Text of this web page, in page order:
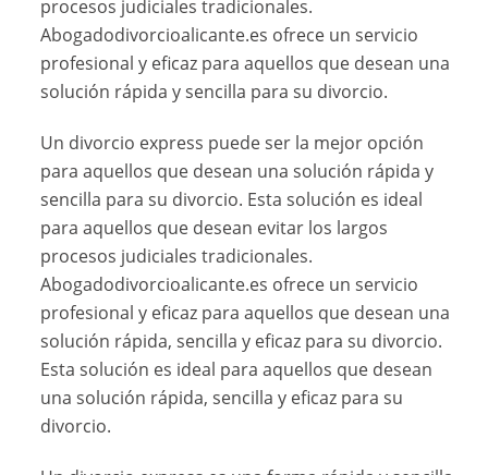
procesos judiciales tradicionales.
Abogadodivorcioalicante.es ofrece un servicio
profesional y eficaz para aquellos que desean una
solución rápida y sencilla para su divorcio.
Un divorcio express puede ser la mejor opción
para aquellos que desean una solución rápida y
sencilla para su divorcio. Esta solución es ideal
para aquellos que desean evitar los largos
procesos judiciales tradicionales.
Abogadodivorcioalicante.es ofrece un servicio
profesional y eficaz para aquellos que desean una
solución rápida, sencilla y eficaz para su divorcio.
Esta solución es ideal para aquellos que desean
una solución rápida, sencilla y eficaz para su
divorcio.